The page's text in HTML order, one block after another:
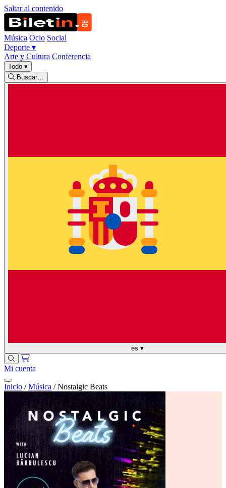
Saltar al contenido
Música Ocio Social
Deporte ▾
Arte y Cultura Conferencia
Todo ▾
Buscar…
es ▾
Mi cuenta
Inicio / Música / Nostalgic Beats